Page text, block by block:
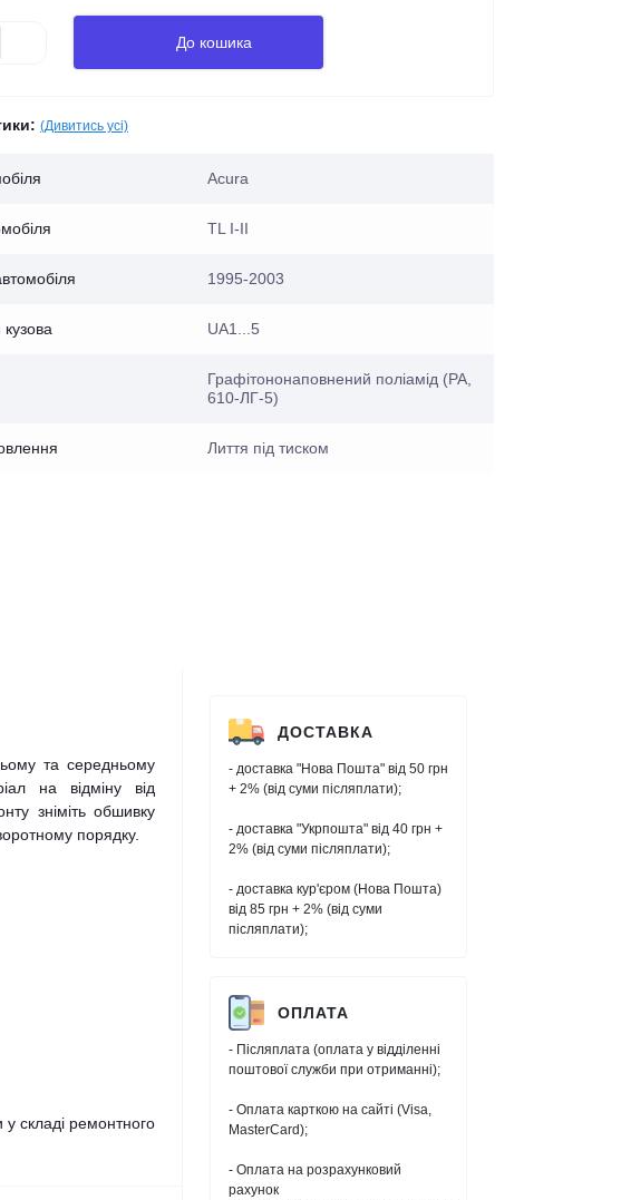
До кошика
(Дивитись усі)
Acura
TL I-II
1995-2003
UA1...5
Графітононаповнений поліамід (PA,
610-ЛГ-5)
Лиття під тиском
та середньому
на відміну від
зніміть обшивку
порядку.
складі ремонтного
ДОСТАВКА
- доставка "Нова Пошта" від 50 грн
+ 2% (від суми післяплати);
- доставка "Укрпошта" від 40 грн +
2% (від суми післяплати);
- доставка кур'єром (Нова Пошта)
від 85 грн + 2% (від суми
післяплати);
ОПЛАТА
- Післяплата (оплата у відділенні
поштової служби при отриманні);
- Оплата карткою на сайті (Visa,
MasterCard);
- Оплата на розрахунковий
рахунок